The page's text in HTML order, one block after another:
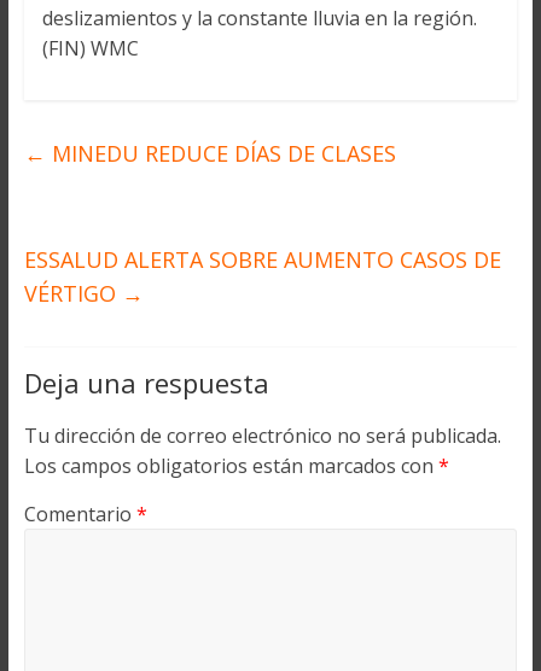
deslizamientos y la constante lluvia en la región.
(FIN) WMC
← MINEDU REDUCE DÍAS DE CLASES
ESSALUD ALERTA SOBRE AUMENTO CASOS DE
VÉRTIGO →
Deja una respuesta
Tu dirección de correo electrónico no será publicada.
Los campos obligatorios están marcados con *
Comentario *